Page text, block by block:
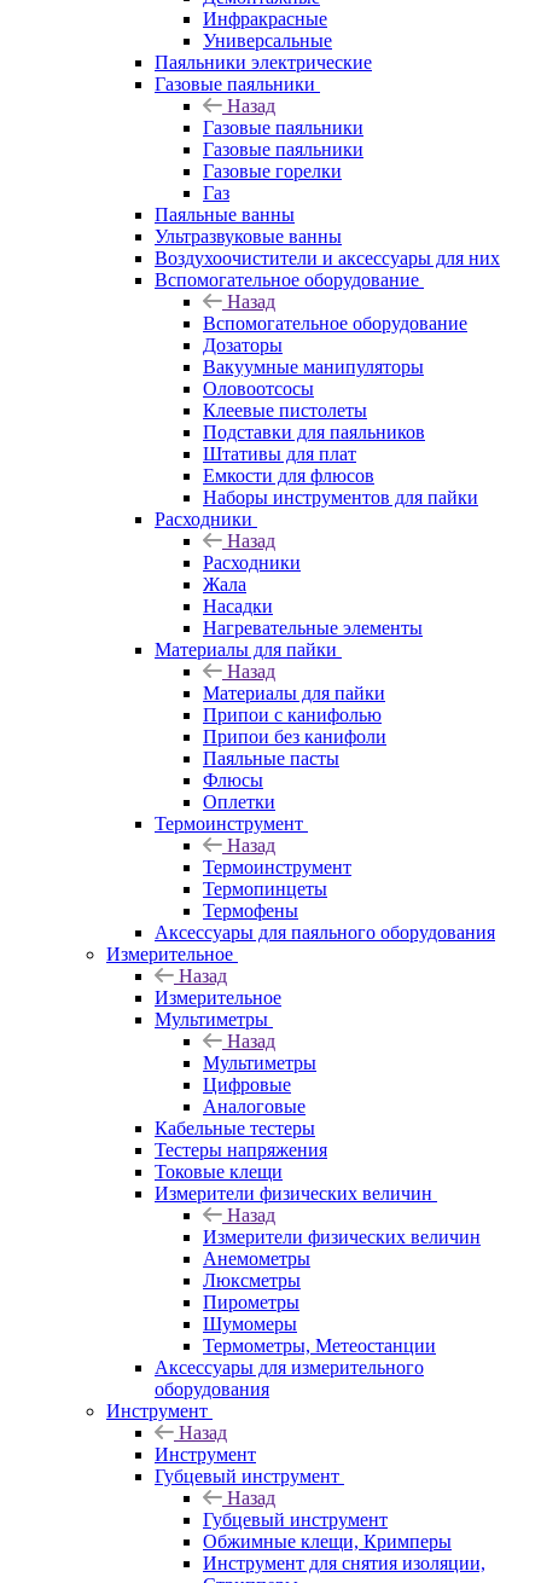
Инфракрасные
Универсальные
Паяльники электрические
Газовые паяльники
Назад
Газовые паяльники
Газовые паяльники
Газовые горелки
Газ
Паяльные ванны
Ультразвуковые ванны
Воздухоочистители и аксессуары для них
Вспомогательное оборудование
Назад
Вспомогательное оборудование
Дозаторы
Вакуумные манипуляторы
Оловоотсосы
Клеевые пистолеты
Подставки для паяльников
Штативы для плат
Емкости для флюсов
Наборы инструментов для пайки
Расходники
Назад
Расходники
Жала
Насадки
Нагревательные элементы
Материалы для пайки
Назад
Материалы для пайки
Припои с канифолью
Припои без канифоли
Паяльные пасты
Флюсы
Оплетки
Термоинструмент
Назад
Термоинструмент
Термопинцеты
Термофены
Аксессуары для паяльного оборудования
Измерительное
Назад
Измерительное
Мультиметры
Назад
Мультиметры
Цифровые
Аналоговые
Кабельные тестеры
Тестеры напряжения
Токовые клещи
Измерители физических величин
Назад
Измерители физических величин
Анемометры
Люксметры
Пирометры
Шумомеры
Термометры, Метеостанции
Аксессуары для измерительного
оборудования
Инструмент
Назад
Инструмент
Губцевый инструмент
Назад
Губцевый инструмент
Обжимные клещи, Кримперы
Инструмент для снятия изоляции,